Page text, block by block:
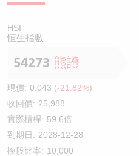
HSI
恒生指數
54273 熊證
現價: 0.043 (-21.82%)
收回價: 25,988
實際槓桿: 59.6倍
到期日: 2028-12-28
換股比率: 10,000